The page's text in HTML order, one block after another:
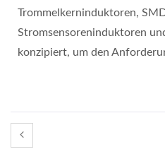
Trommelkerninduktoren,
Stromsensoreninduktoren
konzipiert, um den